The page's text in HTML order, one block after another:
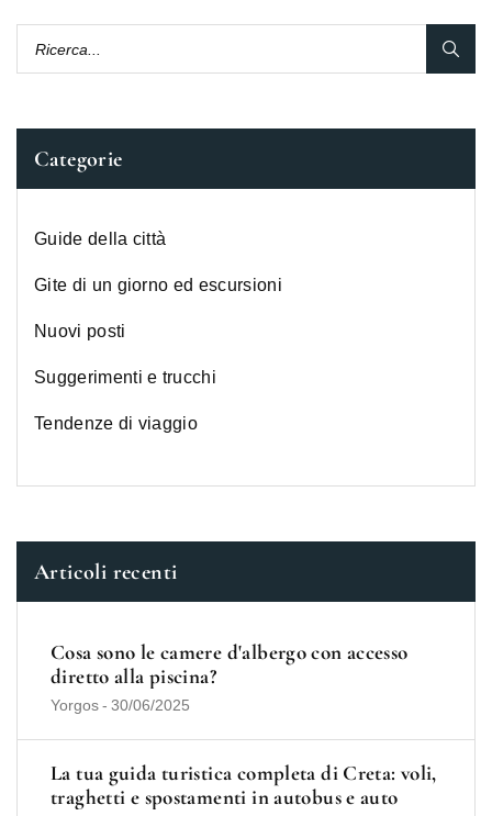
Categorie
Guide della città
Gite di un giorno ed escursioni
Nuovi posti
Suggerimenti e trucchi
Tendenze di viaggio
Articoli recenti
Cosa sono le camere d'albergo con accesso
diretto alla piscina?
Yorgos- 30/06/2025
La tua guida turistica completa di Creta: voli,
traghetti e spostamenti in autobus e auto